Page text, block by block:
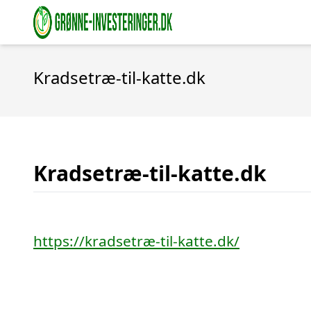
Kradsetræ-til-katte.dk
Kradsetræ-til-katte.dk
https://kradsetræ-til-katte.dk/